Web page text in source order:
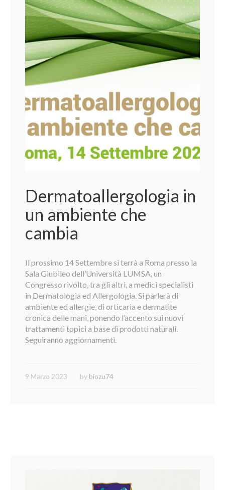
Dermatoallergologia in
un ambiente che
cambia
Il prossimo 14 Settembre si terrà a Roma presso la
Sala Giubileo dell’Università LUMSA, un
Congresso rivolto, tra gli altri, a medici specialisti
in Dermatologia ed Allergologia. Si parlerà di
ambiente ed allergie, di orticaria e dermatite
cronica delle mani, ponendo l’accento sui nuovi
trattamenti topici a base di prodotti naturali.
Seguiranno aggiornamenti.
9 Marzo 2023 by biozu74